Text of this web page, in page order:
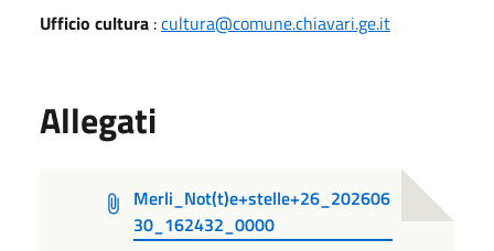
Ufficio cultura :cultura@comune.chiavari.ge.it
Allegati
Merli_Not(t)e+stelle+26_202606
30_162432_0000